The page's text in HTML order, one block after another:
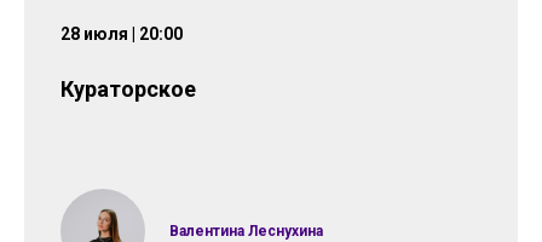
28 июля | 20:00
Кураторское
Валентина Леснухина